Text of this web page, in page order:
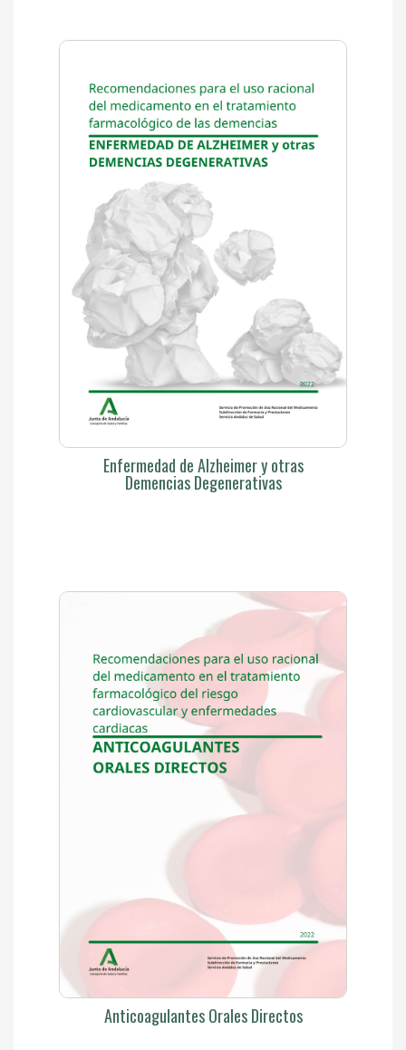
Enfermedad de Alzheimer y otras
Demencias Degenerativas
Anticoagulantes Orales Directos